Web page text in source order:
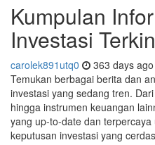
Kumpulan
Investasi
carolek891utq0 363 days ago
Temukan berbagai berita dan
investasi yang sedang tren.
hingga instrumen keuangan
yang up-to-date dan
keputusan investasi yang